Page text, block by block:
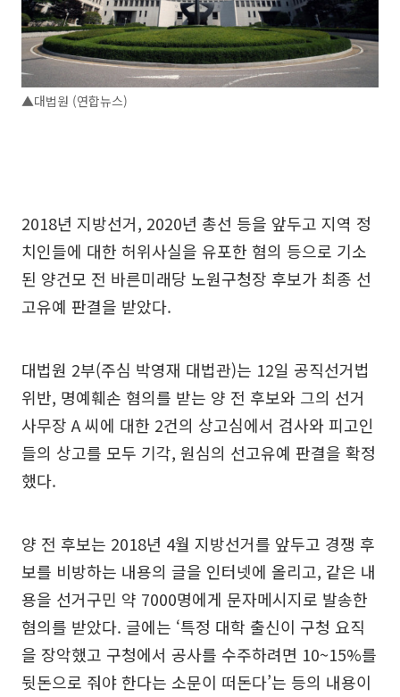
▲대법원 (연합뉴스)
2018년 지방선거, 2020년 총선 등을 앞두고 지역 정
치인들에 대한 허위사실을 유포한 혐의 등으로 기소
된 양건모 전 바른미래당 노원구청장 후보가 최종 선
고유예 판결을 받았다.
대법원 2부(주심 박영재 대법관)는 12일 공직선거법
위반, 명예훼손 혐의를 받는 양 전 후보와 그의 선거
사무장 A 씨에 대한 2건의 상고심에서 검사와 피고인
들의 상고를 모두 기각, 원심의 선고유예 판결을 확정
했다.
양 전 후보는 2018년 4월 지방선거를 앞두고 경쟁 후
보를 비방하는 내용의 글을 인터넷에 올리고, 같은 내
용을 선거구민 약 7000명에게 문자메시지로 발송한
혐의를 받았다. 글에는 ‘특정 대학 출신이 구청 요직
을 장악했고 구청에서 공사를 수주하려면 10~15%를
뒷돈으로 줘야 한다는 소문이 떠돈다’는 등의 내용이